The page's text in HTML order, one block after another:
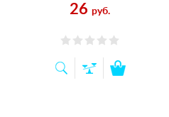
26 руб.